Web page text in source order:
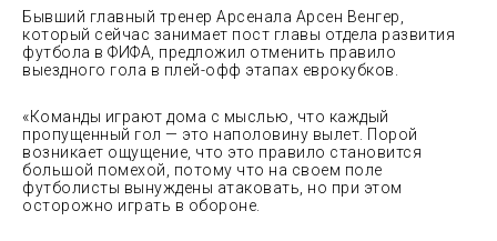
Бывший главный тренер Арсенала Арсен Венгер,
который сейчас занимает пост главы отдела развития
футбола в ФИФА, предложил отменить правило
выездного гола в плей-офф этапах еврокубков.
«Команды играют дома с мыслью, что каждый
пропущенный гол — это наполовину вылет. Порой
возникает ощущение, что это правило становится
большой помехой, потому что на своем поле
футболисты вынуждены атаковать, но при этом
осторожно играть в обороне.